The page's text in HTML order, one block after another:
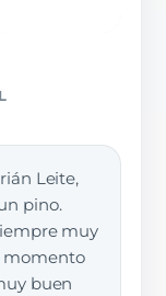
Leite,
pino.
muy
momento
buen